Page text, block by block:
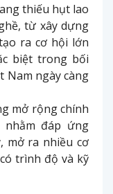
thiếu hụt lao
từ xây dựng
ra cơ hội lớn
biệt trong bối
Nam ngày càng
mở rộng chính
nhằm đáp ứng
mở ra nhiều cơ
trình độ và kỹ